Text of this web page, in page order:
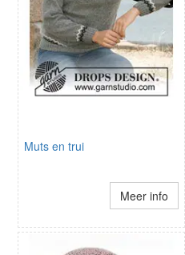
Muts en trui
Meer info